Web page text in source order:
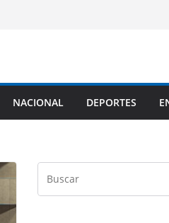
NACIONAL DEPORTES